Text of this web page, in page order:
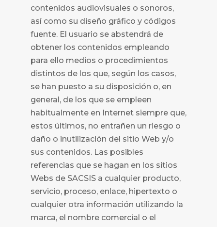
contenidos audiovisuales o sonoros,
así como su diseño gráfico y códigos
fuente. El usuario se abstendrá de
obtener los contenidos empleando
para ello medios o procedimientos
distintos de los que, según los casos,
se han puesto a su disposición o, en
general, de los que se empleen
habitualmente en Internet siempre que,
estos últimos, no entrañen un riesgo o
daño o inutilización del sitio Web y/o
sus contenidos. Las posibles
referencias que se hagan en los sitios
Webs de SACSIS a cualquier producto,
servicio, proceso, enlace, hipertexto o
cualquier otra información utilizando la
marca, el nombre comercial o el